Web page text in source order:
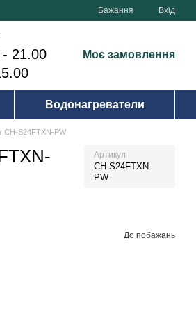
Бажання Вхід
- 21.00 Моє замовлення
Водонагреватели
CH-S24FTXN-PW
Артикул
CH-S24FTXN-
PW
До побажань